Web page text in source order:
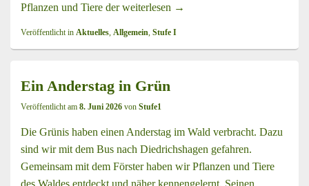
Pflanzen und Tiere derweiterlesen Wiesenwerkstatt
→
Veröffentlicht in Aktuelles, Allgemein, Stufe I
Ein Anderstag in Grün
Veröffentlicht am 8. Juni 2026 von Stufe1
Die Grünis haben einen Anderstag im Wald verbracht. Dazu
sind wir mit dem Bus nach Diedrichshagen gefahren.
Gemeinsam mit dem Förster haben wir Pflanzen und Tiere
des Waldes entdeckt und näher kennengelernt. Seinen